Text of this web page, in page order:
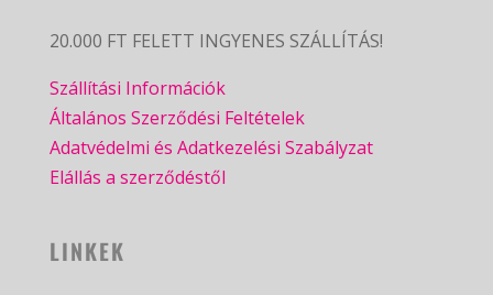
20.000 FT FELETT INGYENES SZÁLLÍTÁS!
Szállítási Információk
Általános Szerződési Feltételek
Adatvédelmi és Adatkezelési Szabályzat
Elállás a szerződéstől
LINKEK